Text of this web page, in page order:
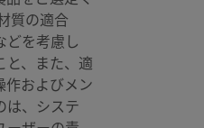
質の適合
どを考慮し
と、また、適
作およびメン
は、システ